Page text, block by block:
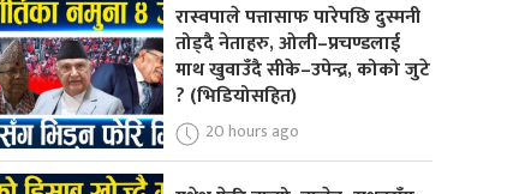
रास्वपाले पत्तासाफ पारेपछि दुस्मनी
तोड्दै नेताहरु, ओली–प्रचण्डलाई
माथ खुवाउँदै सीके–उपेन्द्र, कोको जुटे
? (भिडियोसहित)
20 hours ago